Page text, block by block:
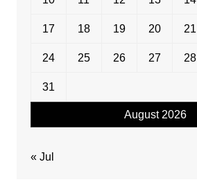
August 2026
17 18 19 20 21
24 25 26 27 28
31
« Jul